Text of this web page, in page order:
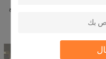
لن يتأثر الجهاز بالرطوبة أثناء النقل مع